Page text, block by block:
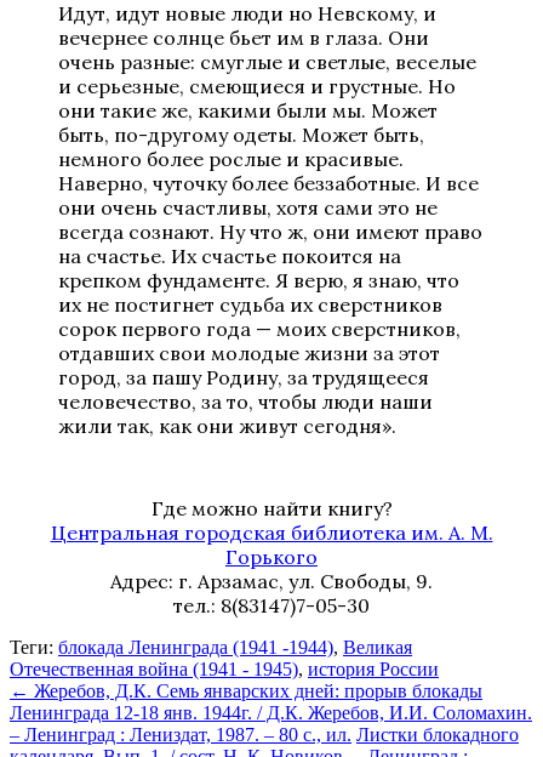
Идут, идут новые люди но Невскому, и
вечернее солнце бьет им в глаза. Они
очень разные: смуглые и светлые, веселые
и серьезные, смеющиеся и грустные. Но
они такие же, какими были мы. Может
быть, по-другому одеты. Может быть,
немного более рослые и красивые.
Наверно, чуточку более беззаботные. И все
они очень счастливы, хотя сами это не
всегда сознают. Ну что ж, они имеют право
на счастье. Их счастье покоится на
крепком фундаменте. Я верю, я знаю, что
их не постигнет судьба их сверстников
сорок первого года — моих сверстников,
отдавших свои молодые жизни за этот
город, за пашу Родину, за трудящееся
человечество, за то, чтобы люди наши
жили так, как они живут сегодня».
Где можно найти книгу?
Центральная городская библиотека им. А. М.
Горького
Адрес: г. Арзамас, ул. Свободы, 9.
тел.: 8(83147)7-05-30
Теги: блокада Ленинграда (1941 -1944), Великая
Отечественная война (1941 - 1945), история России
← Жеребов, Д.К. Семь январских дней: прорыв блокады
Ленинграда 12-18 янв. 1944г. / Д.К. Жеребов, И.И. Соломахин.
– Ленинград : Лениздат, 1987. – 80 с., ил. Листки блокадного